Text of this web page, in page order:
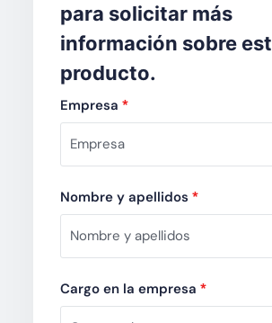
para solicitar más
información sobre
producto.
Empresa *
Nombre y apellidos *
Cargo en la empresa *